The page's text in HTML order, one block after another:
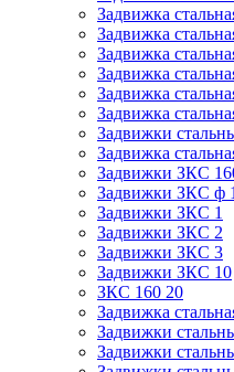
Задвижка
Задвижка
Задвижка
Задвижка
Задвижка
Задвижка
Задвижки
Задвижка
Задвижки ЗКС
Задвижки ЗКС ф
Задвижки ЗКС 1
Задвижки ЗКС 2
Задвижки ЗКС 3
Задвижки ЗКС 10
ЗКС 160 20
Задвижка
Задвижки
Задвижки